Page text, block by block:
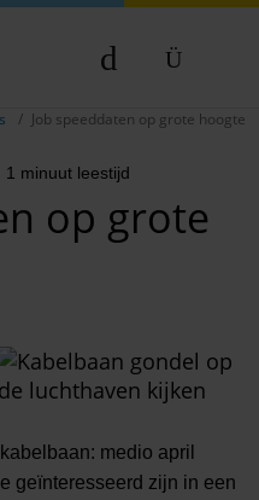
Job speeddaten op grote hoogte
1 minuut leestijd
op grote
medio april
geïnteresseerd zijn in een